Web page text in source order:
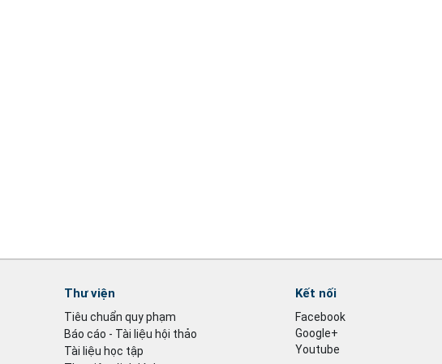
Thư viện
Tiêu chuẩn quy phạm
Báo cáo - Tài liệu hội thảo
Tài liệu học tập
Kết nối
Facebook
Google+
Youtube